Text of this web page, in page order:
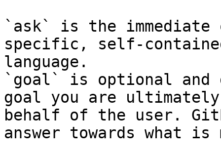
`ask` is the
specific, self-
language.
`goal` is optional and
goal you are
behalf of the user.
answer towards what